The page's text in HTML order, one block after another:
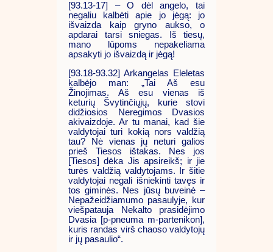
[93.13-17] – O dėl angelo, tai
negaliu kalbėti apie jo jėgą: jo
išvaizda kaip gryno aukso, o
apdarai tarsi sniegas. Iš tiesų,
mano lūpoms nepakeliama
apsakyti jo išvaizdą ir jėgą!
[93.18-93.32] Arkangelas Eleletas
kalbėjo man: „Tai Aš esu
Žinojimas. Aš esu vienas iš
keturių Švytinčiųjų, kurie stovi
didžiosios Neregimos Dvasios
akivaizdoje. Ar tu manai, kad šie
valdytojai turi kokią nors valdžią
tau? Nė vienas jų neturi galios
prieš Tiesos ištakas. Nes jos
[Tiesos] dėka Jis apsireikš; ir jie
turės valdžią valdytojams. Ir šitie
valdytojai negali išniekinti tavęs ir
tos giminės. Nes jūsų buveinė –
Nepažeidžiamumo pasaulyje, kur
viešpatauja Nekalto prasidėjimo
Dvasia [p-pneuma m-partenikon],
kuris randas virš chaoso valdytojų
ir jų pasaulio“.